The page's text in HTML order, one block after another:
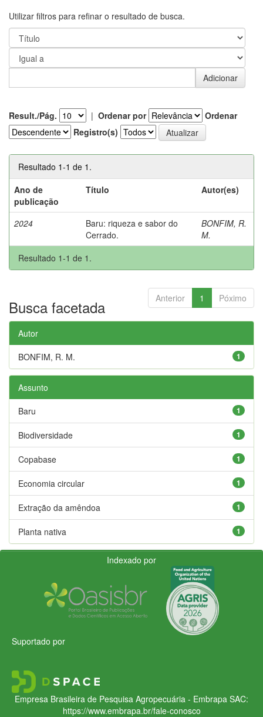
Utilizar filtros para refinar o resultado de busca.
Result./Pág. | Ordenar por
Ordenar
Registro(s)
Resultado 1-1 de 1.
Ano de
publicação
Título Autor(es)
2024
Baru: riqueza e sabor do
Cerrado.
BONFIM, R.
M.
Resultado 1-1 de 1.
Anterior 1 Póximo
Busca facetada
Autor
1
BONFIM, R. M.
Assunto
1
Baru
1
Biodiversidade
1
Copabase
1
Economia circular
1
Extração da amêndoa
1
Planta nativa
Indexado por
Suportado por
Empresa Brasileira de Pesquisa Agropecuária - Embrapa SAC:
https://www.embrapa.br/fale-conosco